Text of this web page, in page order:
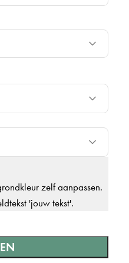
+ €15
+ €3
+ €10
zelf aanpassen.
'jouw tekst'.